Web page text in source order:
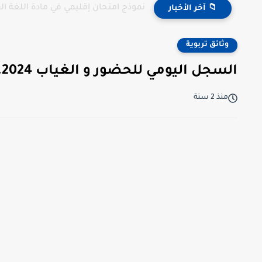
📁 آخر الأخبار نموذج امتحان إقليمي في مادة
وثائق تربوية
السجل اليومي للحضور و الغياب 202.2024
منذ 2 سنة